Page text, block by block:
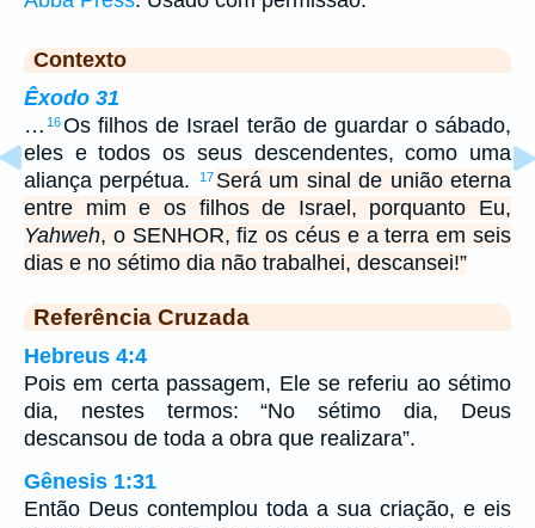
Contexto
Êxodo 31
… 16Os filhos de Israel terão de guardar o sábado,
eles e todos os seus descendentes, como uma
aliança perpétua.
17 Será um sinal de união eterna
entre mim e os filhos de Israel, porquanto Eu,
Yahweh, o SENHOR, fiz os céus e a terra em seis
dias e no sétimo dia não trabalhei, descansei!”
Referência Cruzada
Hebreus 4:4
Pois em certa passagem, Ele se referiu ao sétimo
dia, nestes termos: “No sétimo dia, Deus
descansou de toda a obra que realizara”.
Gênesis 1:31
Então Deus contemplou toda a sua criação, e eis